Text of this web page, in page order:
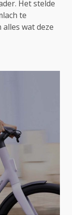
Het stelde
te
wat deze